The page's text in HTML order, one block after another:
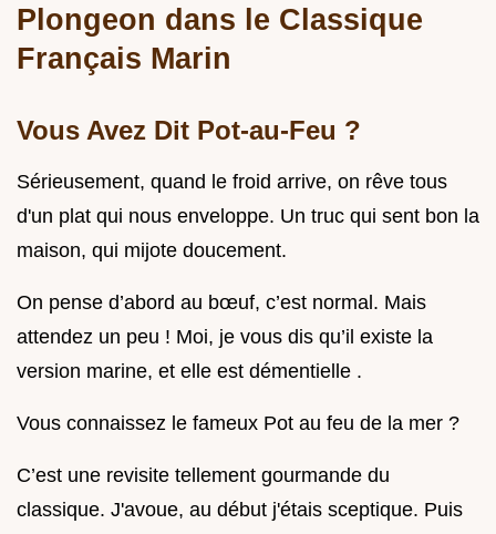
Plongeon dans le Classique
Français Marin
Vous Avez Dit Pot-au-Feu ?
Sérieusement, quand le froid arrive, on rêve tous
d'un plat qui nous enveloppe. Un truc qui sent bon la
maison, qui mijote doucement.
On pense d’abord au bœuf, c’est normal. Mais
attendez un peu ! Moi, je vous dis qu’il existe la
version marine, et elle est démentielle .
Vous connaissez le fameux Pot au feu de la mer ?
C’est une revisite tellement gourmande du
classique. J'avoue, au début j'étais sceptique. Puis